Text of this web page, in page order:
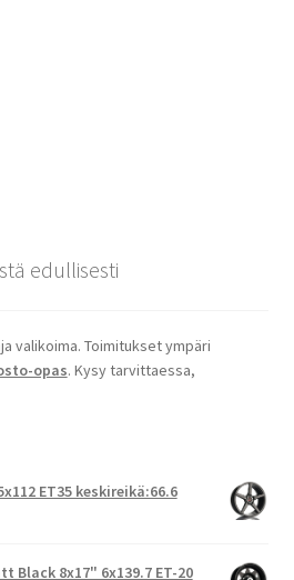
edullisesti
valikoima. Toimitukset ympäri
opas. Kysy tarvittaessa,
ET35 keskireikä:66.6
Black 8x17" 6x139.7 ET-20